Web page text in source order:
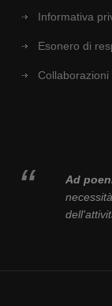
Informativa
Esonero di
Collaborazioni
Ad